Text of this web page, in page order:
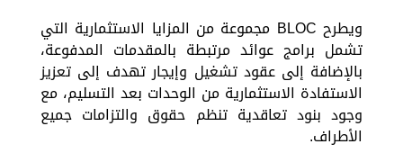
ويطرح BLOC مجموعة من المزايا الاستثمارية التي
تشمل برامج عوائد مرتبطة بالمقدمات المدفوعة،
بالإضافة إلى عقود تشغيل وإيجار تهدف إلى تعزيز
الاستفادة الاستثمارية من الوحدات بعد التسليم، مع
وجود بنود تعاقدية تنظم حقوق والتزامات جميع
الأطراف.